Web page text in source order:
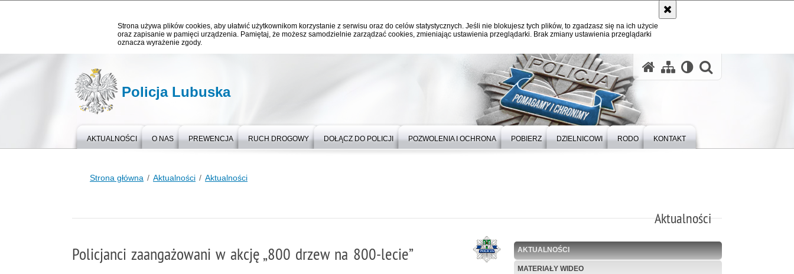
Strona używa plików cookies, aby ułatwić użytkownikom korzystanie z serwisu oraz do celów statystycznych. Jeśli nie blokujesz tych plików, to zgadzasz się na ich użycie
oraz zapisanie w pamięci urządzenia. Pamiętaj, że możesz samodzielnie zarządzać cookies, zmieniając ustawienia przeglądarki. Brak zmiany ustawienia przeglądarki
oznacza wyrażenie zgody.
Policja Lubuska
AKTUALNOŚCI O NAS PREWENCJA RUCH DROGOWY DOŁĄCZ DO POLICJI POZWOLENIA I OCHRONA POBIERZ DZIELNICOWI RODO KONTAKT
Strona główna Aktualności Aktualności
Aktualności
Policjanci zaangażowani w akcję „800 drzew na 800-lecie” AKTUALNOŚCI
MATERIAŁY WIDEO